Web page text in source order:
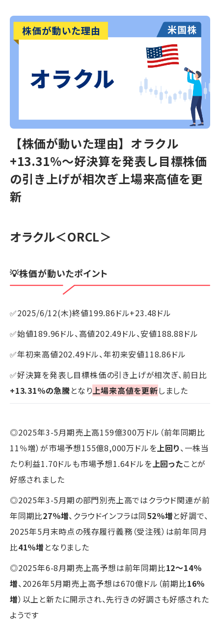
【株価が動いた理由】オラクル
+13.31％～好決算を発表し目標株価
の引き上げが相次ぎ上場来高値を更
新
オラクル＜ORCL＞
💡株価が動いたポイント
✅2025/6/12(木)終値199.86ドル+23.48ドル
✅始値189.96ドル、高値202.49ドル、安値188.88ドル
✅年初来高値202.49ドル、年初来安値118.86ドル
✅好決算を発表し目標株価の引き上げが相次ぎ、前日比
+13.31％の急騰となり上場来高値を更新しました
◎2025年3-5月期売上高159億300万ドル（前年同期比
11％増）が市場予想155億8,000万ドルを上回り、一株当
たり利益1.70ドルも市場予想1.64ドルを上回ったことが
好感されました
◎2025年3-5月期の部門別売上高ではクラウド関連が前
年同期比27％増、クラウドインフラは同52％増と好調で、
2025年5月末時点の残存履行義務（受注残）は前年同月
比41％増 となりました
◎2025年6-8月期売上高予想は前年同期比12～14％
増、2026年5月期売上高予想は670億ドル（前期比16％
増）以上と新たに開示され、先行きの好調さも好感された
ようです